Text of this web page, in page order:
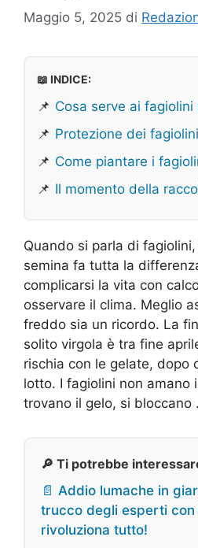
Maggio 5, 2025 di
📖 INDICE:
📌 Cosa serve ai
📌 Protezione dei fagiolini
📌 Come piantare i
📌 Il momento della
Quando si parla di
semina fa tutta la
complicarsi la vita con
osservare il clima. Meglio
freddo sia un ricordo. La
solito virgola è tra fine
rischia con le gelate, dopo
lotto. I fagiolini non amano
trovano il gelo, si bloccano .
🔎 Ti potrebbe
📄 Addio lumache in
trucco degli esperti
rivoluziona tutto!